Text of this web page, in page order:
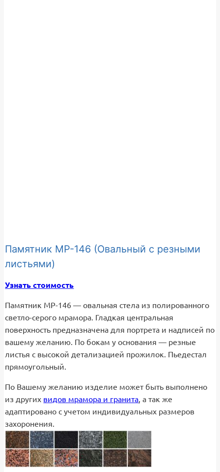
Памятник МР-146 (Овальный с резными
листьями)
Узнать стоимость
Памятник МР-146 — овальная стела из полированного
светло-серого мрамора. Гладкая центральная
поверхность предназначена для портрета и надписей по
вашему желанию. По бокам у основания — резные
листья с высокой детализацией прожилок. Пьедестал
прямоугольный.
По Вашему желанию изделие может быть выполнено
из других видов мрамора и гранита, а так же
адаптировано с учетом индивидуальных размеров
захоронения.